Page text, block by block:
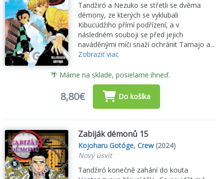
Tandžiró a Nezuko se střetli se dvěma
démony, ze kterých se vyklubali
Kibucudžiho přímí podřízení, a v
následném souboji se před jejich
naváděnými míči snaží ochránit Tamajo a...
Zobraziť viac
🌴 Máme na sklade, posielame ihneď.
8,80€ Do košíka
Zabiják démonů 15
Kojoharu Gotóge,Crew(2024)
Nový úsvit
Tandžiró konečně zahání do kouta